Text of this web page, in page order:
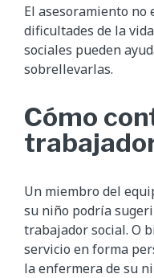
El asesoramiento no
dificultades de la
sociales pueden
sobrellevarlas.
Cómo
Un miembro del
su niño podría
trabajador social. O
servicio en forma
la enfermera de su